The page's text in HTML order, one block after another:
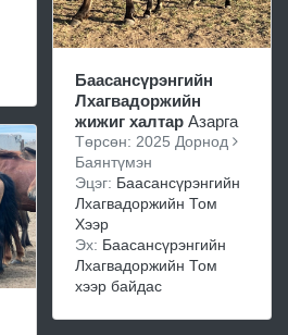
Баасансүрэнгийн
Лхагвадоржийн
жижиг халтар Азарга
Төрсөн: 2025 Дорнод
Баянтүмэн
Эцэг: Баасансүрэнгийн
Лхагвадоржийн Том
Хээр
Эх: Баасансүрэнгийн
Лхагвадоржийн Том
хээр байдас